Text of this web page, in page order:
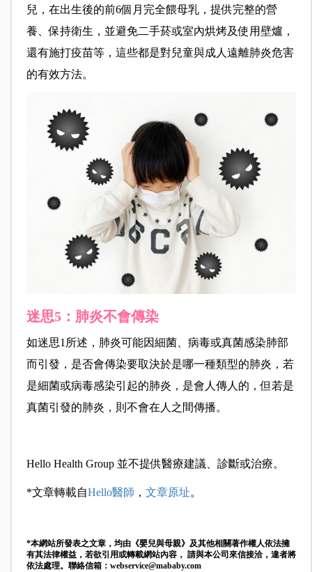
兒，在出生後的前6個月完全餵母乳，提供完整的營
養、保持衛生，並避免二手菸或室內烘烤及使用壁爐，
還有施打疫苗等，這些都是對兒童與成人遠離肺炎危害
的有效方法。
迷思5：肺炎不會傳染
如迷思1所述，肺炎可能因細菌、病毒或真菌感染肺部
而引發，是否會傳染要取決於是哪一種類型的肺炎，若
是細菌或病毒感染引起的肺炎，是會人傳人的，但若是
真菌引發的肺炎，則不會在人之間傳播。
Hello Health Group 並不提供醫療建議、診斷或治療。
*文章轉載自Hello醫師 ， 文章原址。
*本網站所發表之文章，均由《嬰兒與母親》及其他相關著作權人依法擁
有其法律權益，若欲引用或轉載網站內容， 請與本公司來信接洽，違者將
依法處理。聯絡信箱： webservice@mababy.com